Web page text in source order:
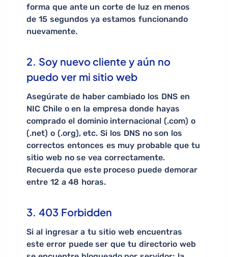
forma que ante un corte de luz en menos
de 15 segundos ya estamos funcionando
nuevamente.
2. Soy nuevo cliente y aún no
puedo ver mi sitio web
Asegúrate de haber cambiado los DNS en
NIC Chile o en la empresa donde hayas
comprado el dominio internacional (.com) o
(.net) o (.org), etc. Si los DNS no son los
correctos entonces es muy probable que tu
sitio web no se vea correctamente.
Recuerda que este proceso puede demorar
entre 12 a 48 horas.
3. 403 Forbidden
Si al ingresar a tu sitio web encuentras
este error puede ser que tu directorio web